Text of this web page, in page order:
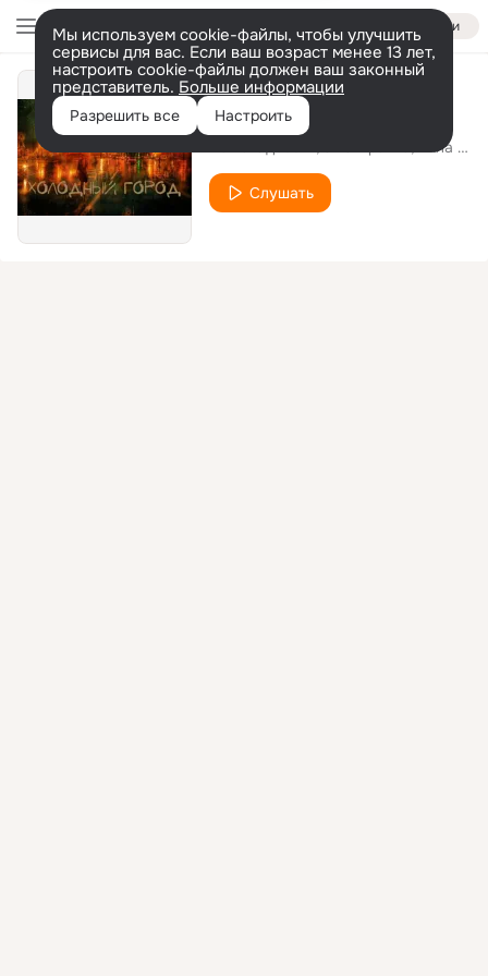
Войти
Мы используем cookie-файлы, чтобы улучшить
сервисы для вас. Если ваш возраст менее 13 лет,
настроить cookie-файлы должен ваш законный
представитель. Больше информации
Разрешить все Настроить
Холодный город
Рина Своя
Слушать